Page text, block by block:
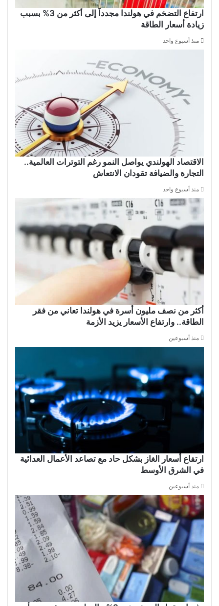
ارتفاع التضخم في هولندا مجدداً إلى أكثر من 3% بسبب
زيادة أسعار الطاقة
منذ أسبوع واحد
الاقتصاد الهولندي يواصل النمو رغم التوترات العالمية..
التجارة والضيافة تقودان الانتعاش
منذ أسبوع واحد
أكثر من نصف مليون أسرة في هولندا تعاني من فقر
الطاقة.. وارتفاع الأسعار يزيد الأزمة
منذ أسبوعين
ارتفاع أسعار الغاز بشكل حاد مع تصاعد الأعمال العدائية
في الشرق الأوسط
منذ أسبوعين